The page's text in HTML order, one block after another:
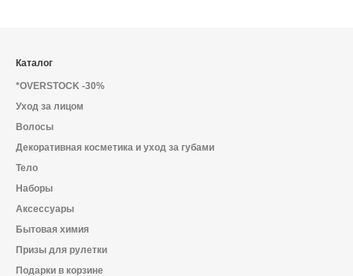
Каталог
*OVERSTOCK -30%
Уход за лицом
Волосы
Декоративная косметика и уход за губами
Тело
Наборы
Аксессуары
Бытовая химия
Призы для рулетки
Подарки в корзине